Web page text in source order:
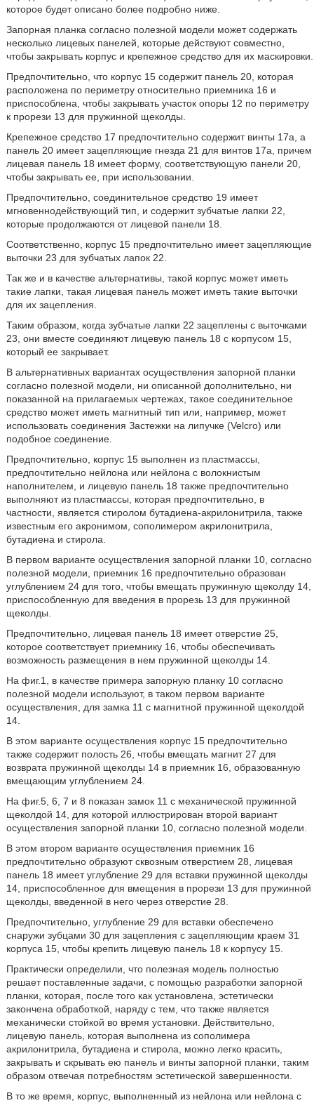
которое будет описано более подробно ниже.
Запорная планка согласно полезной модели может содержать
несколько лицевых панелей, которые действуют совместно,
чтобы закрывать корпус и крепежное средство для их маскировки.
Предпочтительно, что корпус 15 содержит панель 20, которая
расположена по периметру относительно приемника 16 и
приспособлена, чтобы закрывать участок опоры 12 по периметру
к прорези 13 для пружинной щеколды.
Крепежное средство 17 предпочтительно содержит винты 17а, а
панель 20 имеет зацепляющие гнезда 21 для винтов 17а, причем
лицевая панель 18 имеет форму, соответствующую панели 20,
чтобы закрывать ее, при использовании.
Предпочтительно, соединительное средство 19 имеет
мгновеннодействующий тип, и содержит зубчатые лапки 22,
которые продолжаются от лицевой панели 18.
Соответственно, корпус 15 предпочтительно имеет зацепляющие
выточки 23 для зубчатых лапок 22.
Так же и в качестве альтернативы, такой корпус может иметь
такие лапки, такая лицевая панель может иметь такие выточки
для их зацепления.
Таким образом, когда зубчатые лапки 22 зацеплены с выточками
23, они вместе соединяют лицевую панель 18 с корпусом 15,
который ее закрывает.
В альтернативных вариантах осуществления запорной планки
согласно полезной модели, ни описанной дополнительно, ни
показанной на прилагаемых чертежах, такое соединительное
средство может иметь магнитный тип или, например, может
использовать соединения Застежки на липучке (Velcro) или
подобное соединение.
Предпочтительно, корпус 15 выполнен из пластмассы,
предпочтительно нейлона или нейлона с волокнистым
наполнителем, и лицевую панель 18 также предпочтительно
выполняют из пластмассы, которая предпочтительно, в
частности, является стиролом бутадиена-акрилонитрила, также
известным его акронимом, сополимером акрилонитрила,
бутадиена и стирола.
В первом варианте осуществления запорной планки 10, согласно
полезной модели, приемник 16 предпочтительно образован
углублением 24 для того, чтобы вмещать пружинную щеколду 14,
приспособленную для введения в прорезь 13 для пружинной
щеколды.
Предпочтительно, лицевая панель 18 имеет отверстие 25,
которое соответствует приемнику 16, чтобы обеспечивать
возможность размещения в нем пружинной щеколды 14.
На фиг.1, в качестве примера запорную планку 10 согласно
полезной модели используют, в таком первом варианте
осуществления, для замка 11 с магнитной пружинной щеколдой
14.
В этом варианте осуществления корпус 15 предпочтительно
также содержит полость 26, чтобы вмещать магнит 27 для
возврата пружинной щеколды 14 в приемник 16, образованную
вмещающим углублением 24.
На фиг.5, 6, 7 и 8 показан замок 11 с механической пружинной
щеколдой 14, для которой иллюстрирован второй вариант
осуществления запорной планки 10, согласно полезной модели.
В этом втором варианте осуществления приемник 16
предпочтительно образуют сквозным отверстием 28, лицевая
панель 18 имеет углубление 29 для вставки пружинной щеколды
14, приспособленное для вмещения в прорези 13 для пружинной
щеколды, введенной в него через отверстие 28.
Предпочтительно, углубление 29 для вставки обеспечено
снаружи зубцами 30 для зацепления с зацепляющим краем 31
корпуса 15, чтобы крепить лицевую панель 18 к корпусу 15.
Практически определили, что полезная модель полностью
решает поставленные задачи, с помощью разработки запорной
планки, которая, после того как установлена, эстетически
закончена обработкой, наряду с тем, что также является
механически стойкой во время установки. Действительно,
лицевую панель, которая выполнена из сополимера
акрилонитрила, бутадиена и стирола, можно легко красить,
закрывать и скрывать ею панель и винты запорной планки, таким
образом отвечая потребностям эстетической завершенности.
В то же время, корпус, выполненный из нейлона или нейлона с